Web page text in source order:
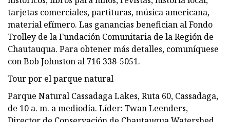
tarjetas comerciales, partituras, música americana,
material efímero. Las ganancias benefician al Fondo
Trolley de la Fundación Comunitaria de la Región de
Chautauqua. Para obtener más detalles, comuníquese
con Bob Johnston al 716 338-5051.
Tour por el parque natural
Parque Natural Cassadaga Lakes, Ruta 60, Cassadaga,
de 10 a. m. a mediodía. Líder: Twan Leenders,